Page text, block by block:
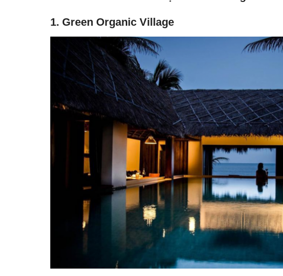
1. Green Organic Village